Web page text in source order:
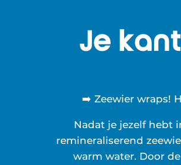
Je
➡️ Zeewier wraps!
Nadat je jezelf hebt
remineraliserend
warm water. Door